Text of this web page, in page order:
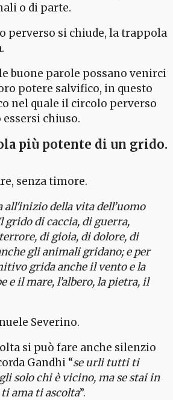
o di parte.
perverso si chiude, la trappola
buone parole possano venirci
potere salvifico, in questo
nel quale il circolo perverso
chiuso.
più potente di un grido.
senza timore.
all'inizio della vita dell’uomo
grido di caccia, di guerra,
di gioia, di dolore, di
gli animali gridano; e per
grida anche il vento e la
e il mare, l’albero, la pietra, il
Severino.
si può fare anche silenzio
Gandhi “se urli tutti ti
solo chi è vicino, ma se stai in
ama ti ascolta”.